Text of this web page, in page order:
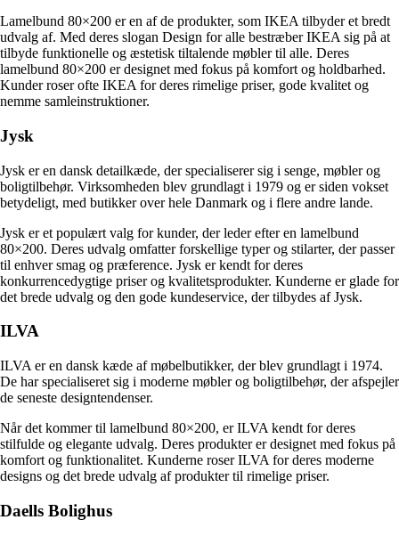
Lamelbund 80×200 er en af ​​de produkter, som IKEA tilbyder et bredt
udvalg af. Med deres slogan Design for alle bestræber IKEA sig på at
tilbyde funktionelle og æstetisk tiltalende møbler til alle. Deres
lamelbund 80×200 er designet med fokus på komfort og holdbarhed.
Kunder roser ofte IKEA for deres rimelige priser, gode kvalitet og
nemme samleinstruktioner.
Jysk
Jysk er en dansk detailkæde, der specialiserer sig i senge, møbler og
boligtilbehør. Virksomheden blev grundlagt i 1979 og er siden vokset
betydeligt, med butikker over hele Danmark og i flere andre lande.
Jysk er et populært valg for kunder, der leder efter en lamelbund
80×200. Deres udvalg omfatter forskellige typer og stilarter, der passer
til enhver smag og præference. Jysk er kendt for deres
konkurrencedygtige priser og kvalitetsprodukter. Kunderne er glade for
det brede udvalg og den gode kundeservice, der tilbydes af Jysk.
ILVA
ILVA er en dansk kæde af møbelbutikker, der blev grundlagt i 1974.
De har specialiseret sig i moderne møbler og boligtilbehør, der afspejler
de seneste designtendenser.
Når det kommer til lamelbund 80×200, er ILVA kendt for deres
stilfulde og elegante udvalg. Deres produkter er designet med fokus på
komfort og funktionalitet. Kunderne roser ILVA for deres moderne
designs og det brede udvalg af produkter til rimelige priser.
Daells Bolighus